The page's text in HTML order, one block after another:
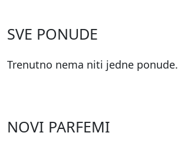
SVE PONUDE
Trenutno nema niti jedne ponude.
NOVI PARFEMI